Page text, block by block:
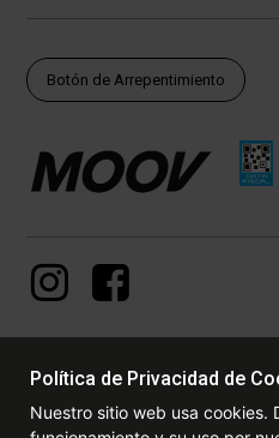
Botón de Arrepentimiento
DERECHOS RESERVADOS. Las
Política de Privacidad de
Nuestro sitio web usa cookies.